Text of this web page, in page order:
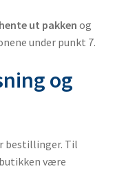
hente ut pakken og
under punkt 7.
og
bestillinger. Til
være